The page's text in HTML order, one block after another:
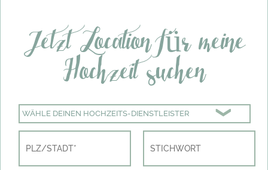
Jetzt Location für meine
Hochzeit suchen
WÄHLE DEINEN HOCHZEITS-DIENSTLEISTER